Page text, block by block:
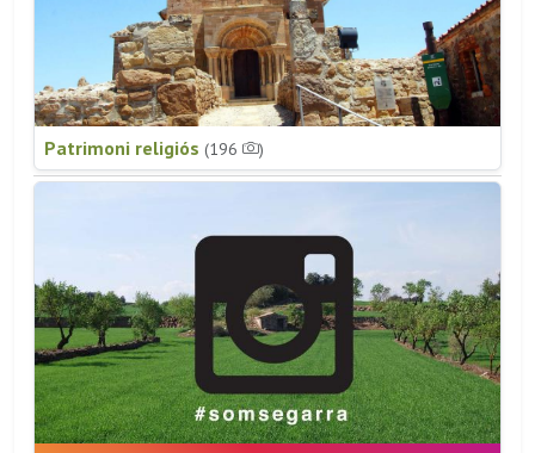
Patrimoni religiós (196 )